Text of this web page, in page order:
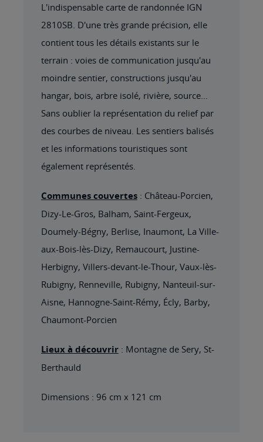
L'indispensable carte de randonnée IGN
2810SB. D'une très grande précision, elle
contient tous les détails existants sur le
terrain : voies de communication jusqu'au
moindre sentier, constructions jusqu'au
hangar, bois, arbre isolé, rivière, source...
Sans oublier la représentation du relief par
des courbes de niveau. Les sentiers balisés
et les informations touristiques sont
également représentés.
Communes couvertes : Château-Porcien,
Dizy-Le-Gros, Balham, Saint-Fergeux,
Doumely-Bégny, Berlise, Inaumont, La Ville-
aux-Bois-lès-Dizy, Remaucourt, Justine-
Herbigny, Villers-devant-le-Thour, Vaux-lès-
Rubigny, Renneville, Rubigny, Nanteuil-sur-
Aisne, Hannogne-Saint-Rémy, Écly, Barby,
Chaumont-Porcien
Lieux à découvrir : Montagne de Sery, St-
Berthauld
Dimensions : 96 cm x 121 cm